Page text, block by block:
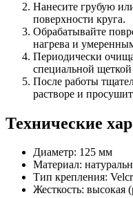
Нанесите грубую
поверхности круга.
Обрабатывайте
нагрева и
Периодически
специальной щеткой
После работы
растворе и
Технические
Диаметр: 125 мм
Материал:
Тип крепления:
Жесткость: высокая